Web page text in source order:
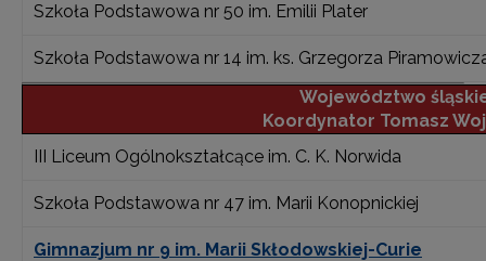
Szkoła Podstawowa nr 50 im. Emilii Plater
Szkoła Podstawowa nr 14 im. ks. Grzegorza
Województwo
Koordynator Tomasz
III Liceum Ogólnokształcące im. C. K. Norwida
Szkoła Podstawowa nr 47 im. Marii Konopnickiej
Gimnazjum nr 9 im. Marii Skłodowskiej-Curie